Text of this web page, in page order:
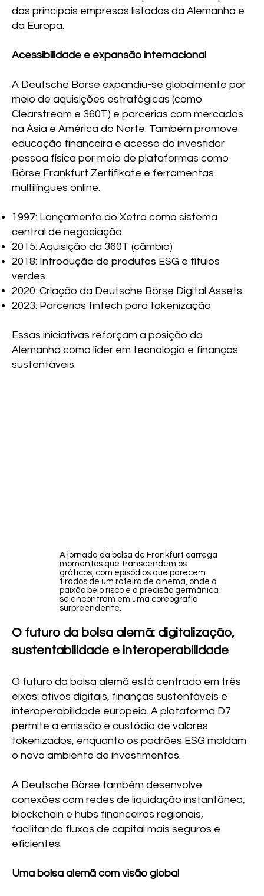
das principais empresas listadas da Alemanha e
da Europa.
Acessibilidade e expansão internacional
A Deutsche Börse expandiu-se globalmente por
meio de aquisições estratégicas (como
Clearstream e 360T) e parcerias com mercados
na Ásia e América do Norte. Também promove
educação financeira e acesso do investidor
pessoa física por meio de plataformas como
Börse Frankfurt Zertifikate e ferramentas
multilíngues online.
1997: Lançamento do Xetra como sistema
central de negociação
2015: Aquisição da 360T (câmbio)
2018: Introdução de produtos ESG e títulos
verdes
2020: Criação da Deutsche Börse Digital Assets
2023: Parcerias fintech para tokenização
Essas iniciativas reforçam a posição da
Alemanha como líder em tecnologia e finanças
sustentáveis.
A jornada da bolsa de Frankfurt carrega
momentos que transcendem os
gráficos, com episódios que parecem
tirados de um roteiro de cinema, onde a
paixão pelo risco e a precisão germânica
se encontram em uma coreografia
surpreendente.
O futuro da bolsa alemã: digitalização,
sustentabilidade e interoperabilidade
O futuro da bolsa alemã está centrado em três
eixos: ativos digitais, finanças sustentáveis e
interoperabilidade europeia. A plataforma D7
permite a emissão e custódia de valores
tokenizados, enquanto os padrões ESG moldam
o novo ambiente de investimentos.
A Deutsche Börse também desenvolve
conexões com redes de liquidação instantânea,
blockchain e hubs financeiros regionais,
facilitando fluxos de capital mais seguros e
eficientes.
Uma bolsa alemã com visão global